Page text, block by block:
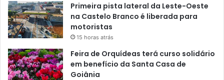
Primeira pista lateral da Leste-Oeste
na Castelo Branco é liberada para
motoristas
15 horas atrás
Feira de Orquídeas terá curso solidário
em benefício da Santa Casa de
Goiânia